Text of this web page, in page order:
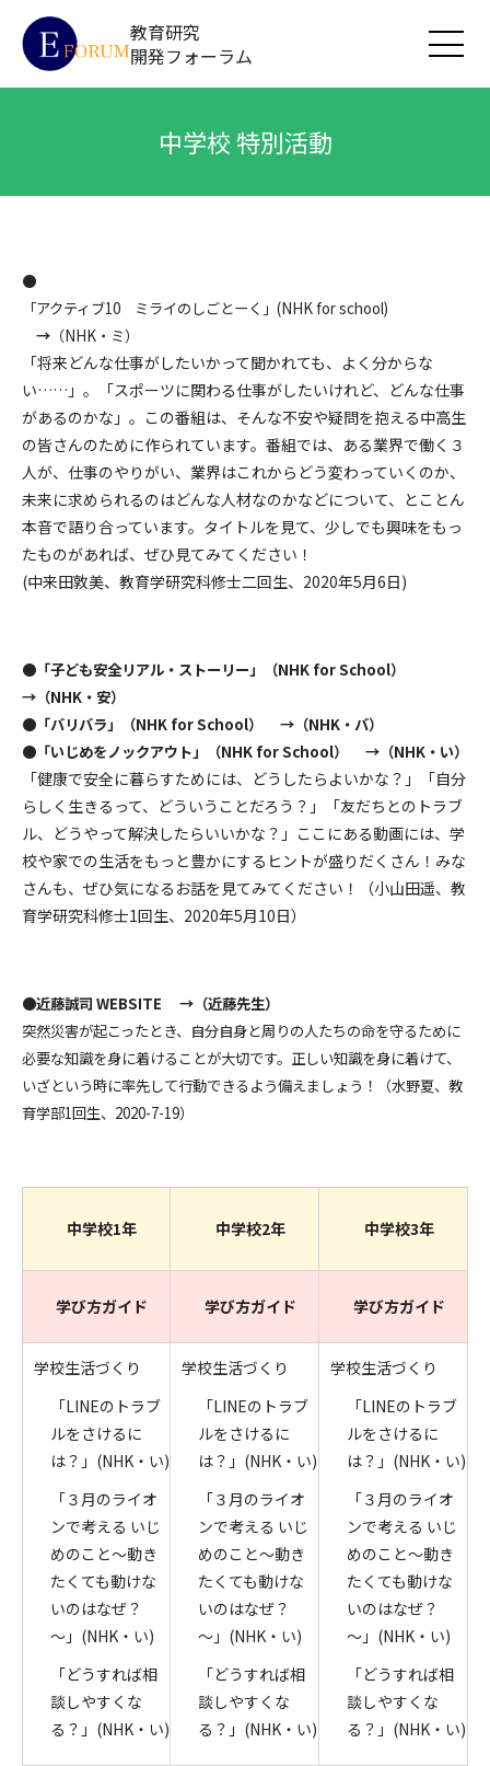
教育研究
開発フォーラム
中学校 特別活動
●
「アクティブ10 ミライのしごとーく」(NHK for school)
→ （NHK・ミ）
「将来どんな仕事がしたいかって聞かれても、よく分からな
い……」。「スポーツに関わる仕事がしたいけれど、どんな仕事
があるのかな」。この番組は、そんな不安や疑問を抱える中高生
の皆さんのために作られています。番組では、ある業界で働く３
人が、仕事のやりがい、業界はこれからどう変わっていくのか、
未来に求められるのはどんな人材なのかなどについて、とことん
本音で語り合っています。タイトルを見て、少しでも興味をもっ
たものがあれば、ぜひ見てみてください！
(中来田敦美、教育学研究科修士二回生、2020年5月6日)
● 「子ども安全リアル・ストーリー」（NHK for School）
→（NHK・安）
● 「バリバラ」（NHK for School）
→（NHK・バ）
● 「いじめをノックアウト」（NHK for School） →（NHK・い）
「健康で安全に暮らすためには、どうしたらよいかな？」「自分
らしく生きるって、どういうことだろう？」「友だちとのトラブ
ル、どうやって解決したらいいかな？」ここにある動画には、学
校や家での生活をもっと豊かにするヒントが盛りだくさん！みな
さんも、ぜひ気になるお話を見てみてください！（小山田遥、教
育学研究科修士1回生、2020年5月10日）
●近藤誠司 WEBSITE →（近藤先生）
突然災害が起こったとき、自分自身と周りの人たちの命を守るために
必要な知識を身に着けることが大切です。正しい知識を身に着けて、
いざという時に率先して行動できるよう備えましょう！（水野夏、教
育学部1回生、2020-7-19）
中学校1年 中学校2年 中学校3年
学び方ガイド 学び方ガイド 学び方ガイド
学校生活づくり
「LINEのトラブ
ルをさけるに
は？」(NHK・い)
「３月のライオ
ンで考える いじ
めのこと～動き
たくても動けな
いのはなぜ？
～」(NHK・い)
「どうすれば相
談しやすくな
る？」(NHK・い)
学校生活づくり
「LINEのトラブ
ルをさけるに
は？」(NHK・い)
「３月のライオ
ンで考える いじ
めのこと～動き
たくても動けな
いのはなぜ？
～」(NHK・い)
「どうすれば相
談しやすくな
る？」(NHK・い)
学校生活づくり
「LINEのトラブ
ルをさけるに
は？」(NHK・い)
「３月のライオ
ンで考える いじ
めのこと～動き
たくても動けな
いのはなぜ？
～」(NHK・い)
「どうすれば相
談しやすくな
る？」(NHK・い)